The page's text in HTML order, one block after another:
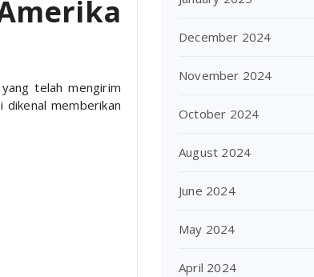
telah mengirim
memberikan
December 2024
November 2024
October 2024
August 2024
June 2024
May 2024
April 2024